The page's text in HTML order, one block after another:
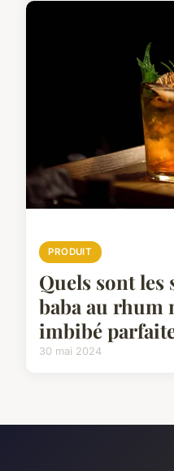
PRODUIT
Quels sont les
baba au rhum
imbibé
30 mai 2024